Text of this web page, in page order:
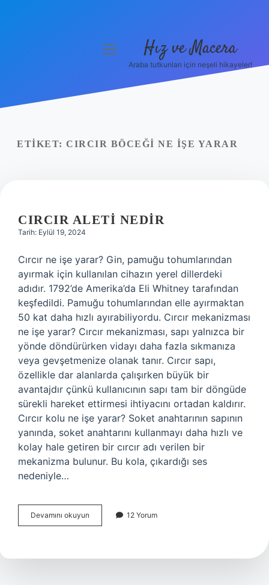
Yasal Uyarı
menüyü
Hız ve Macera
Araba tutkunları için neşeli hikayeler!
ETIKET: CIRCIR BÖCEĞI NE IŞE YARAR
CIRCIR ALETI NEDIR
Tarih: Eylül 19, 2024
Cırcır ne işe yarar? Gin, pamuğu tohumlarından
ayırmak için kullanılan cihazın yerel dillerdeki
adıdır. 1792’de Amerika’da Eli Whitney tarafından
keşfedildi. Pamuğu tohumlarından elle ayırmaktan
50 kat daha hızlı ayırabiliyordu. Cırcır mekanizması
ne işe yarar? Cırcır mekanizması, sapı yalnızca bir
yönde döndürürken vidayı daha fazla sıkmanıza
veya gevşetmenize olanak tanır. Cırcır sapı,
özellikle dar alanlarda çalışırken büyük bir
avantajdır çünkü kullanıcının sapı tam bir döngüde
sürekli hareket ettirmesi ihtiyacını ortadan kaldırır.
Cırcır kolu ne işe yarar? Soket anahtarının sapının
yanında, soket anahtarını kullanmayı daha hızlı ve
kolay hale getiren bir cırcır adı verilen bir
mekanizma bulunur. Bu kola, çıkardığı ses
nedeniyle…
Devamını okuyun
Aleti
12 Yorum